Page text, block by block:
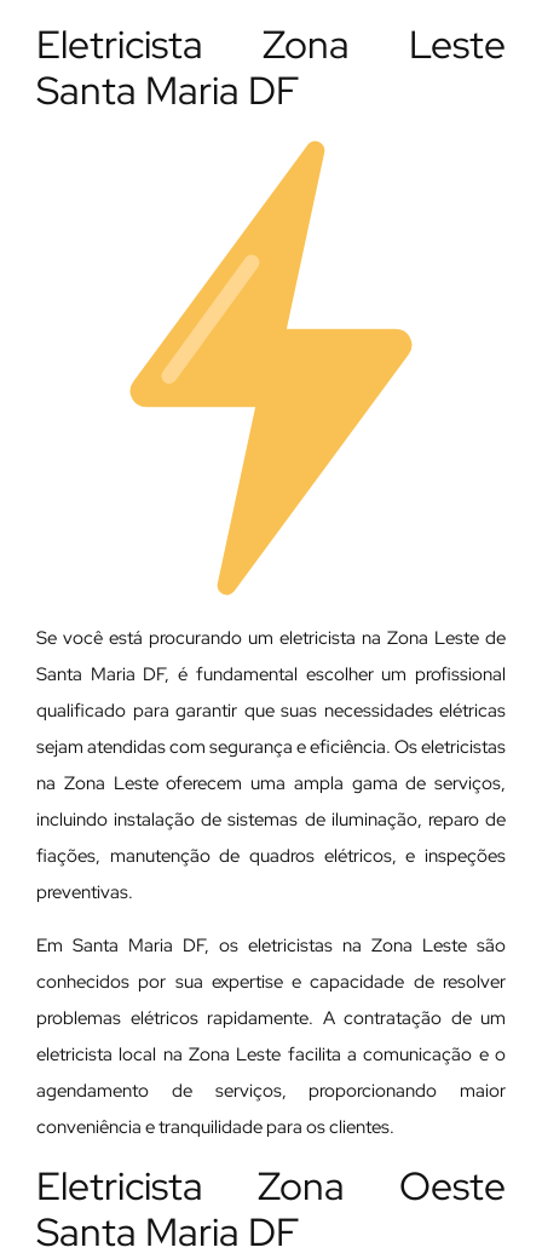
Eletricista Zona Leste
Santa Maria DF
Se você está procurando um eletricista na Zona Leste de
Santa Maria DF, é fundamental escolher um profissional
qualificado para garantir que suas necessidades elétricas
sejam atendidas com segurança e eficiência. Os eletricistas
na Zona Leste oferecem uma ampla gama de serviços,
incluindo instalação de sistemas de iluminação, reparo de
fiações, manutenção de quadros elétricos, e inspeções
preventivas.
Em Santa Maria DF, os eletricistas na Zona Leste são
conhecidos por sua expertise e capacidade de resolver
problemas elétricos rapidamente. A contratação de um
eletricista local na Zona Leste facilita a comunicação e o
agendamento de serviços, proporcionando maior
conveniência e tranquilidade para os clientes.
Eletricista Zona Oeste
Santa Maria DF